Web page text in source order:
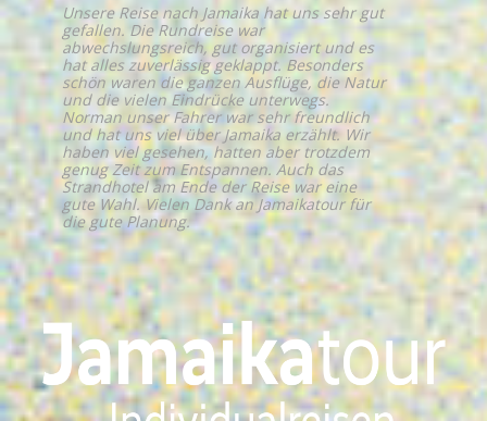
Unsere Reise nach Jamaika hat uns sehr gut
gefallen. Die Rundreise war
abwechslungsreich, gut organisiert und es
hat alles zuverlässig geklappt. Besonders
schön waren die ganzen Ausflüge, die Natur
und die vielen Eindrücke unterwegs.
Norman unser Fahrer war sehr freundlich
und hat uns viel über Jamaika erzählt. Wir
haben viel gesehen, hatten aber trotzdem
genug Zeit zum Entspannen. Auch das
Strandhotel am Ende der Reise war eine
gute Wahl. Vielen Dank an Jamaikatour für
die gute Planung.